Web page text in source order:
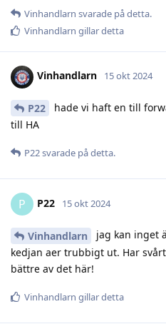
Vinhandlarn svarade på detta.
Vinhandlarn gillar detta
Vinhandlarn 15 okt 2024
P22
hade vi haft en till
till HA
P22svarade på detta.
P P22 15 okt 2024
Vinhandlarn
jag kan inget
kedjan aer trubbigt ut. Har
bättre av det här!
Vinhandlarn gillar detta